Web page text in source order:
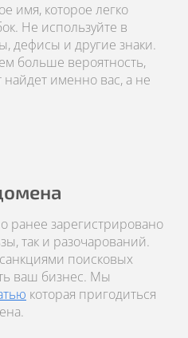
имя, которое легко
Не используйте в
дефисы и другие знаки.
больше вероятность,
именно вас, а не
ранее зарегистрировано
так и разочарований.
поисковых
ваш бизнес. Мы
которая пригодиться